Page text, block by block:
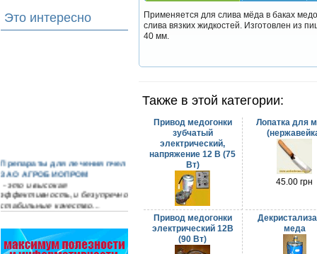
Это интересно
Препараты для лечения пчел
ЗАО АГРОБИОПРОМ
- это и высокая
эффективность, и безупречно
стабильные качество…
Язык танцев и звуков
Пчелы общаются с помощью
языка танцев и звуков. Это…
Применяется для слива мёда в баках
слива вязких жидкостей. Изготовлен из
40 мм.
Также в этой категории:
Привод медогонки
зубчатый
электрический,
напряжение 12 В (75
Вт)
2550.00 грн
Лопатка для
45.00 грн
Привод медогонки
электрический 12В
(90 Вт)
меда